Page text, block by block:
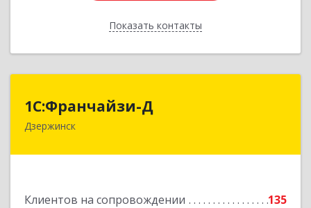
Показать контакты
Назад
1С:Франчайзи-Д
Дзержинск
Клиентов на сопровождении
135
606025, Нижегородская обл, Дзержинск г,